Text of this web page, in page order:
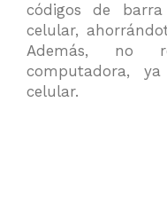
códigos de
celular,
Además, no
computadora,
celular.